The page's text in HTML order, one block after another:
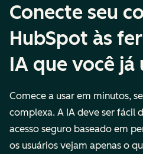
Conecte seu
HubSpot às
IA que você já
Comece a usar em minutos,
complexa. A IA deve ser fácil
acesso seguro baseado em
os usuários vejam apenas o